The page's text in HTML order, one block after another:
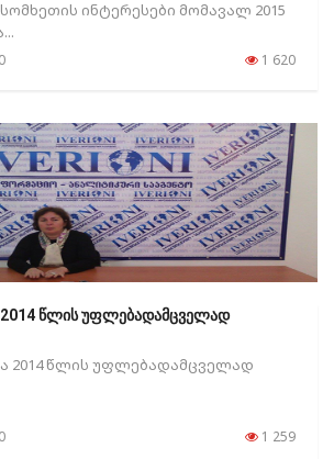
ინტერესები მომავალ 2015
1 620
2014 წლის უფლებადამცველად
2014 წლის უფლებადამცველად
1 259